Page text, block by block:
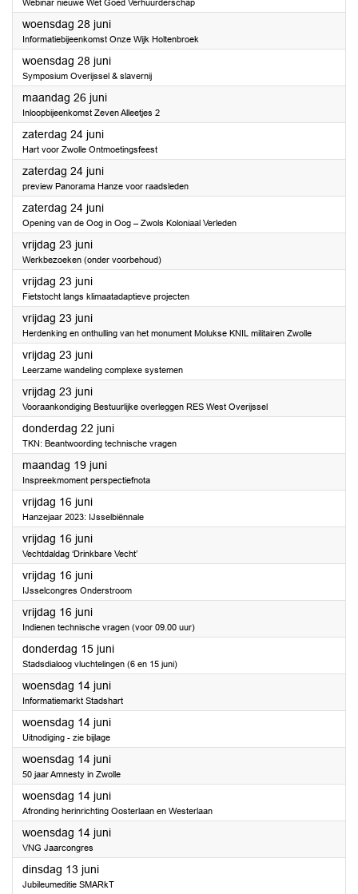
Webinar nieuwe Wet Goed Verhuurderschap
woensdag 28 juni2023
Informatiebijeenkomst Onze Wijk Holtenbroek
woensdag 28 juni2023
Symposium Overijssel & slavernij
maandag 26 juni2023
Inloopbijeenkomst Zeven Alleetjes 2
zaterdag 24 juni2023
Hart voor Zwolle Ontmoetingsfeest
zaterdag 24 juni2023
preview Panorama Hanze voor raadsleden
zaterdag 24 juni2023
Opening van de Oog in Oog – Zwols Koloniaal Verleden
vrijdag 23 juni2023
Werkbezoeken (onder voorbehoud)
vrijdag 23 juni2023
Fietstocht langs klimaatadaptieve projecten
vrijdag 23 juni2023
Herdenking en onthulling van het monument Molukse KNIL militairen Zwolle
vrijdag 23 juni2023
Leerzame wandeling complexe systemen
vrijdag 23 juni2023
Vooraankondiging Bestuurlijke overleggen RES West Overijssel
donderdag 22 juni2023
TKN: Beantwoording technische vragen
maandag 19 juni2023
Inspreekmoment perspectiefnota
vrijdag 16 juni2023
Hanzejaar 2023: IJsselbiënnale
vrijdag 16 juni2023
Vechtdaldag ‘Drinkbare Vecht’
vrijdag 16 juni2023
IJsselcongres Onderstroom
vrijdag 16 juni2023
Indienen technische vragen (voor 09.00 uur)
donderdag 15 juni2023
Stadsdialoog vluchtelingen (6 en 15 juni)
woensdag 14 juni2023
Informatiemarkt Stadshart
woensdag 14 juni2023
Uitnodiging - zie bijlage
woensdag 14 juni2023
50 jaar Amnesty in Zwolle
woensdag 14 juni2023
Afronding herinrichting Oosterlaan en Westerlaan
woensdag 14 juni2023
VNG Jaarcongres
dinsdag 13 juni2023
Jubileumeditie SMARkT